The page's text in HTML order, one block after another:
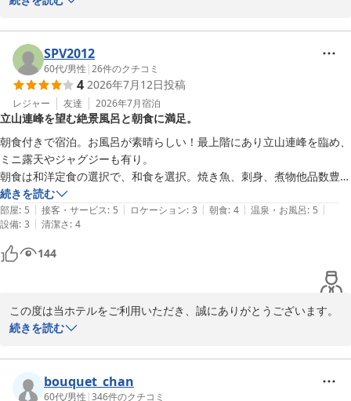
ン」ネット販売
………………………………………………
お好み枕：5種類から選べる「枕コーナー」　10階エレベーターホ
ール前　※数量限定
………………………………………………
駐車場：24時間　1,000円(税込)　100台収容
富山マンテンホテル（マンテンホテルグループ）
2026-08-08
■□■　富山マンテンホテルの魅力　■□■
＝＝＝＝＝＝＝＝＝＝＝＝＝＝＝＝＝＝＝＝＝
アクセス：ＪＲ富山駅改札口正面より、市内電車で5分・桜橋駅下
車(復路優待乗車券有）
………………………………………………
大浴場：【男湯】 「立山連峰展望浴場」人工ラジウム温泉・サウ
ナ・水風呂・ジェット風呂・露天風呂完備
【女湯】　人工ラジウム温泉、岩盤浴(天照石)・クールダウン室
付無料　※3名様限定(フロント予約要)
………………………………………………
朝食：立山連峰眺望！！朝風呂入って、ゆっくり寛ぎながら「選べ
る！！メイン日替わり和・洋定食」
北陸の味・お袋の味「和定食」、カロリー最適「洋定食」：サラ
夕食：ホテル隣接のおすすめ飲食店「焼肉」「居酒屋」「生簀割
烹」
ン」ネット販売
………………………………………………
お好み枕：5種類から選べる「枕コーナー」　10階エレベーターホ
ご朝食にご満足いただけたとのこと、大変嬉しく拝読いたしまし
た。当ホテルでは、和食・洋食の定食をできたての状態でご提供
し、サラダや氷見うどんなどはセルフコーナーでお楽しみいただけ
るスタイルを採用しております。料理の内容や提供の速さについて
お褒めいただき、調理スタッフにとっても大きな励みとなります。
また、「夕食も頼めばよかったかも」とのお言葉をいただき、あ
りがとうございます。館内には直営飲食店舗は3店舗ございますし
て、宿泊のお客様限定のメニューがございます他、1割引きでお召
しあがりいただけるクーポンも販売しております。次回ご宿泊の際
にはぜひ夕食付きプランや館内レストランもご利用いただければ幸
いです。
一方で、4名様でご利用いただいたお部屋が手狭に感じられたと
のこと、ご期待に添えず申し訳ございませんでした。今回ご利用い
ただきました「和洋室」というお部屋は広さが31で、ベッド2台、
4.5畳の畳に布団を敷いていただけるお部屋でございました。より
快適にお過ごしいただけるよう、今後の施設づくりやご案内の参考
またお近くにお越しの際は、当ホテルをご利用いただけますよ
う、お客様のご来館をスタッフ一同心よりお待ち申し上げておりま
SPV2012
60代/男性 |26件のクチコミ
4 2026年7月12日投稿
レジャー 友達 2026年7月宿泊
立山連峰を望む絶景風呂と朝食に満足。
朝食付きで宿泊。お風呂が素晴らしい！最上階にあり立山連峰を臨め、
ミニ露天やジャグジーも有り。
朝食は和洋定食の選択で、和食を選択。焼き魚、刺身、煮物他品数豊富
で味も良かった。
また部屋をシングルからツインへアップグレードしてもらい感謝。
続きを読む
部屋: 5 | 接客・サービス: 5 | ロケーション: 3 | 朝食: 4 | 温泉・お風呂: 5 |
設備: 3 | 清潔さ: 4
144
この度は当ホテルをご利用いただき、誠にありがとうございます。
拝読いたしました。天候に恵まれた日には立山連峰を望める大浴場
の半露天風呂はジャグジーになっており、多くのお客様にご好評い
ただいております。旅の疲れを癒すひとときをお過ごしいただけま
続きを読む
bouquet_chan
60代/男性 |346件のクチコミ